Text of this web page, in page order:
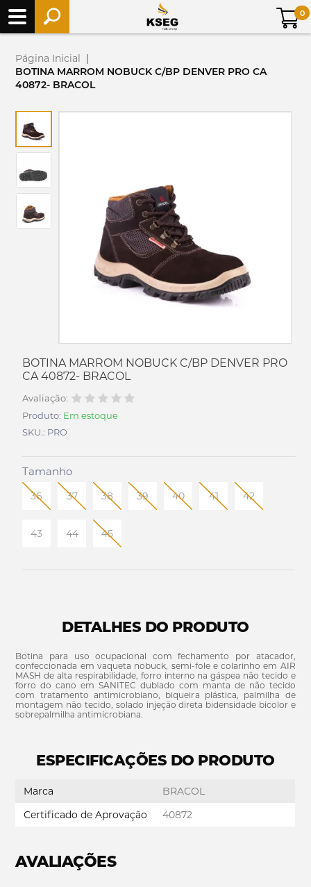
0
Página Inicial |
BOTINA MARROM NOBUCK C/BP DENVER PRO CA
40872- BRACOL
BOTINA MARROM NOBUCK C/BP DENVER PRO
CA 40872- BRACOL
Avaliação:
Produto: Em estoque
SKU.: PRO
Tamanho
36 37 38 39 40 41 42
43 44 45
DETALHES DO PRODUTO
Botina para uso ocupacional com fechamento por atacador,
confeccionada em vaqueta nobuck, semi-fole e colarinho em AIR
MASH de alta respirabilidade, forro interno na gáspea não tecido e
forro do cano em SANITEC dublado com manta de não tecido
com tratamento antimicrobiano, biqueira plástica, palmilha de
montagem não tecido, solado injeção direta bidensidade bicolor e
sobrepalmilha antimicrobiana.
ESPECIFICAÇÕES DO PRODUTO
Marca
BRACOL
Certificado de Aprovação
40872
AVALIAÇÕES